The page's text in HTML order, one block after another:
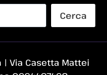
Cerca
Via Casetta Mattei